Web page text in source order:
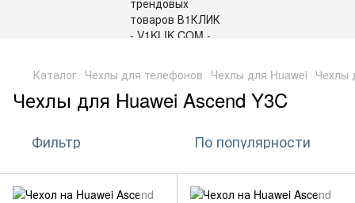
Каталог Чехлы для телефонов Чехлы для Huawei Чехлы
Чехлы для Huawei Ascend Y3C
Фильтр По популярности